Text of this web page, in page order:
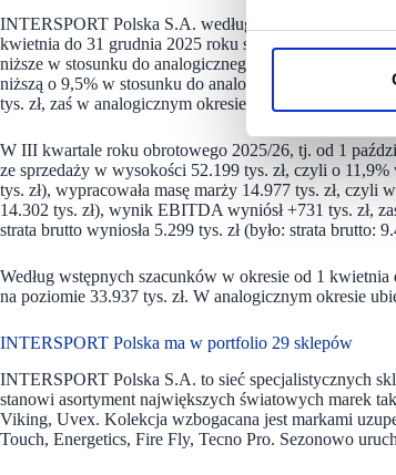
INTERSPORT Polska S.A. według wstępnych
kwietnia do 31 grudnia 2025 roku spółka osiągnęła
niższe w stosunku do analogicznego okresu
niższą o 9,5% w stosunku do analogicznego okresu
tys. zł, zaś w analogicznym okresie ubiegłego roku był
W III kwartale roku obrotowego 2025/26, tj. od 1
ze sprzedaży w wysokości 52.199 tys. zł, czyli o
tys. zł), wypracowała masę marży 14.977 tys. zł, czyli
14.302 tys. zł), wynik EBITDA wyniósł +731 tys. zł,
strata brutto wyniosła 5.299 tys. zł (było: strata brutto:
Według wstępnych szacunków w okresie od 1
na poziomie 33.937 tys. zł. W analogicznym okresie
INTERSPORT Polska ma w portfolio 29 sklepów
INTERSPORT Polska S.A. to sieć specjalistycznych
stanowi asortyment największych światowych marek
Viking, Uvex. Kolekcja wzbogacana jest markami
Touch, Energetics, Fire Fly, Tecno Pro. Sezonowo